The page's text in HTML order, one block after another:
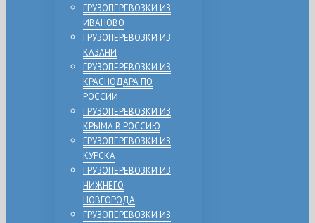
ГРУЗОПЕРЕВОЗКИ ИЗ
ИВАНОВО
ГРУЗОПЕРЕВОЗКИ ИЗ
КАЗАНИ
ГРУЗОПЕРЕВОЗКИ ИЗ
КРАСНОДАРА ПО
РОССИИ
ГРУЗОПЕРЕВОЗКИ ИЗ
КРЫМА В РОССИЮ
ГРУЗОПЕРЕВОЗКИ ИЗ
КУРСКА
ГРУЗОПЕРЕВОЗКИ ИЗ
НИЖНЕГО
НОВГОРОДА
ГРУЗОПЕРЕВОЗКИ ИЗ